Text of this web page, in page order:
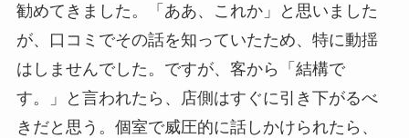
勧めてきました。「ああ、これか」と思いました
が、口コミでその話を知っていたため、特に動揺
はしませんでした。ですが、客から「結構で
す。」と言われたら、店側はすぐに引き下がるべ
きだと思う。個室で威圧的に話しかけられたら、